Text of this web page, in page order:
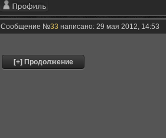
Сообщение №33 написано: 29 мая 2012, 14:53